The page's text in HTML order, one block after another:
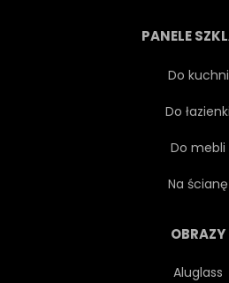
PANELE
Do kuchni
Do łazienki
Do mebli
Na ścianę
OBRAZY
Aluglass